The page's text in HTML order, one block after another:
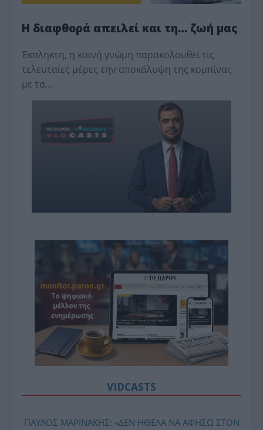
Η διαφθορά απειλεί και τη… ζωή μας
Έκπληκτη, η κοινή γνώμη παρακολουθεί τις
τελευταίες μέρες την αποκάλυψη της κο­μπίνας
με τα…
VIDCASTS
ΠΑΥΛΟΣ ΜΑΡΙΝΑΚΗΣ: «ΔΕΝ ΗΘΕΛΑ ΝΑ ΑΦΗΣΩ ΣΤΟΝ